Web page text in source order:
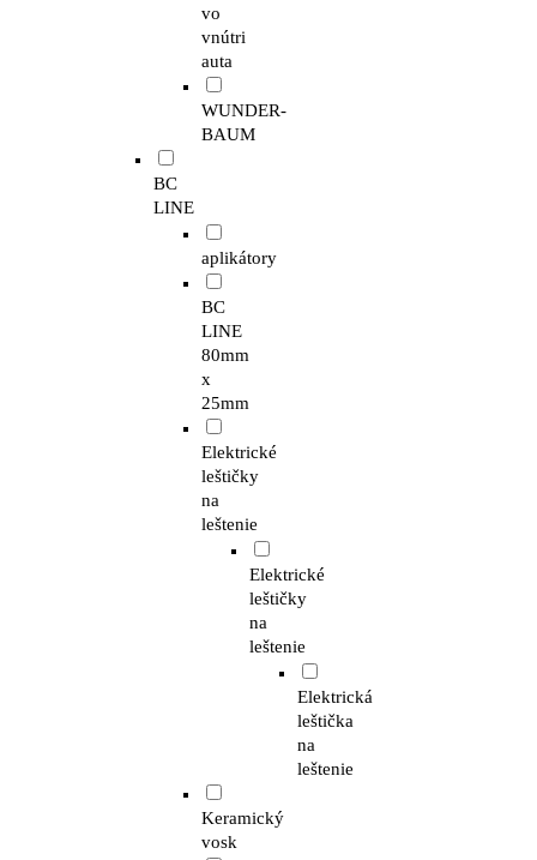
vo
vnútri
auta
WUNDER-
BAUM
BC
LINE
aplikátory
BC
LINE
80mm
x
25mm
Elektrické
leštičky
na
leštenie
Elektrické
leštičky
na
leštenie
Elektrická
leštička
na
leštenie
Keramický
vosk